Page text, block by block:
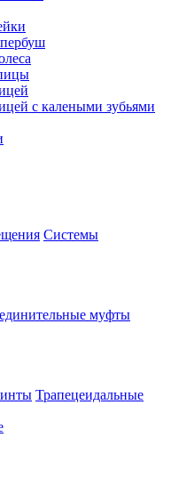
с калеными зубьями
Системы
муфты
Трапецеидальные